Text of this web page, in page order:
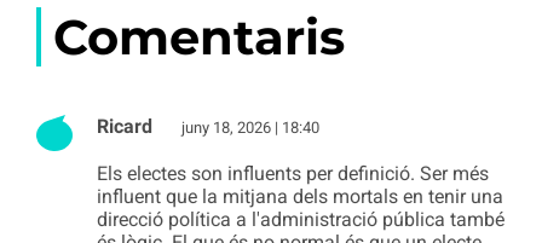
Comentaris
Ricard juny 18, 2026 | 18:40
Els electes son influents per definició. Ser més
influent que la mitjana dels mortals en tenir una
direcció política a l'administració pública també